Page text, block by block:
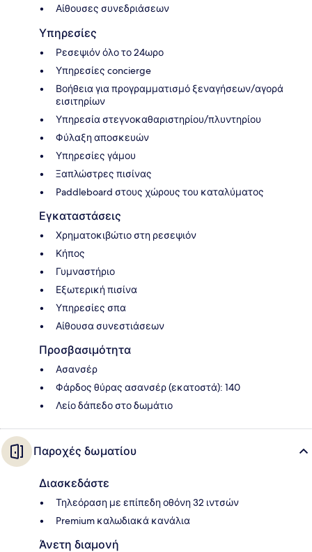
Αίθουσες συνεδριάσεων
Υπηρεσίες
Ρεσεψιόν όλο το 24ωρο
Υπηρεσίες concierge
Βοήθεια για προγραμματισμό ξεναγήσεων/αγορά
εισιτηρίων
Υπηρεσία στεγνοκαθαριστηρίου/πλυντηρίου
Φύλαξη αποσκευών
Υπηρεσίες γάμου
Ξαπλώστρες πισίνας
Paddleboard στους χώρους του καταλύματος
Εγκαταστάσεις
Χρηματοκιβώτιο στη ρεσεψιόν
Κήπος
Γυμναστήριο
Εξωτερική πισίνα
Υπηρεσίες σπα
Αίθουσα συνεστιάσεων
Προσβασιμότητα
Ασανσέρ
Φάρδος θύρας ασανσέρ (εκατοστά): 140
Λείο δάπεδο στο δωμάτιο
Παροχές δωματίου
Διασκεδάστε
Τηλεόραση με επίπεδη οθόνη 32 ιντσών
Premium καλωδιακά κανάλια
Άνετη διαμονή